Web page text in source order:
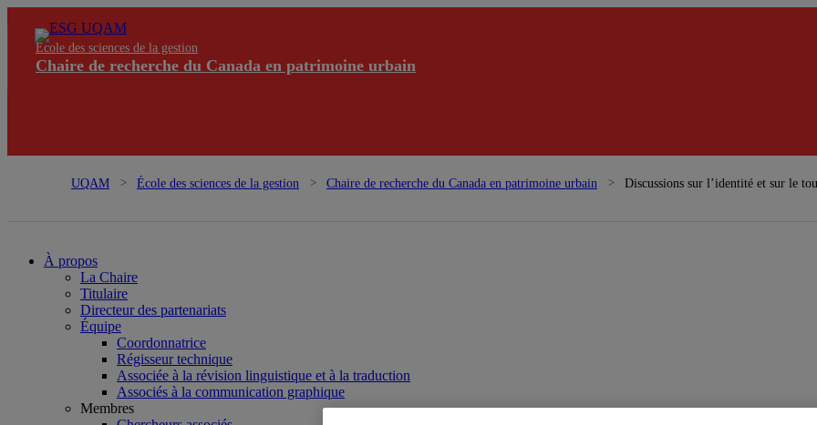
École des sciences de la gestion
Chaire de recherche du Canada en patrimoine urbain
UQAM École des sciences de la gestion Chaire de recherche du Canada en patrimoine urbain Discussions sur l’identité et sur le
À propos
La Chaire
Titulaire
Directeur des partenariats
Équipe
Coordonnatrice
Régisseur technique
Associée à la révision linguistique et à la traduction
Associés à la communication graphique
Membres